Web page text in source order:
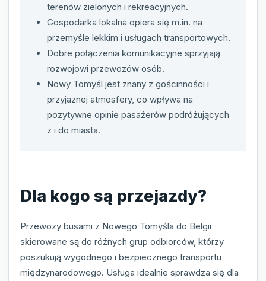
terenów zielonych i rekreacyjnych.
Gospodarka lokalna opiera się m.in. na
przemyśle lekkim i usługach transportowych.
Dobre połączenia komunikacyjne sprzyjają
rozwojowi przewozów osób.
Nowy Tomyśl jest znany z gościnności i
przyjaznej atmosfery, co wpływa na
pozytywne opinie pasażerów podróżujących
z i do miasta.
Dla kogo są przejazdy?
Przewozy busami z Nowego Tomyśla do Belgii
skierowane są do różnych grup odbiorców, którzy
poszukują wygodnego i bezpiecznego transportu
międzynarodowego. Usługa idealnie sprawdza się dla